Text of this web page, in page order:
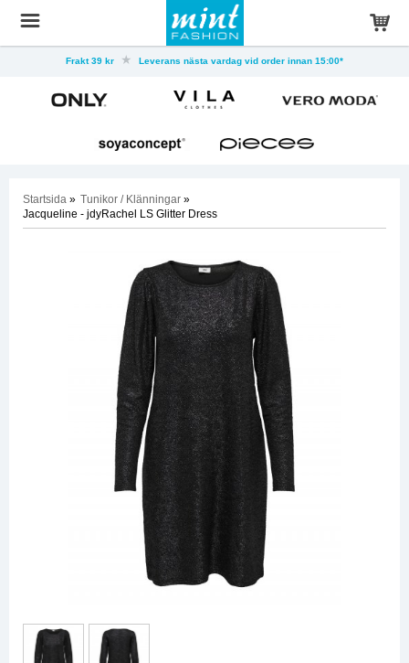
Frakt 39 kr Leverans nästa vardag vid order innan 15:00*
Startsida » Tunikor / Klänningar »
Jacqueline - jdyRachel LS Glitter Dress